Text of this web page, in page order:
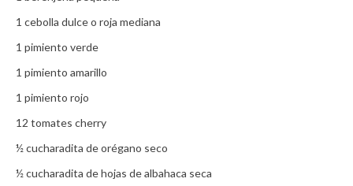
1 cebolla dulce o roja mediana
1 pimiento verde
1 pimiento amarillo
1 pimiento rojo
12 tomates cherry
½ cucharadita de orégano seco
½ cucharadita de hojas de albahaca seca